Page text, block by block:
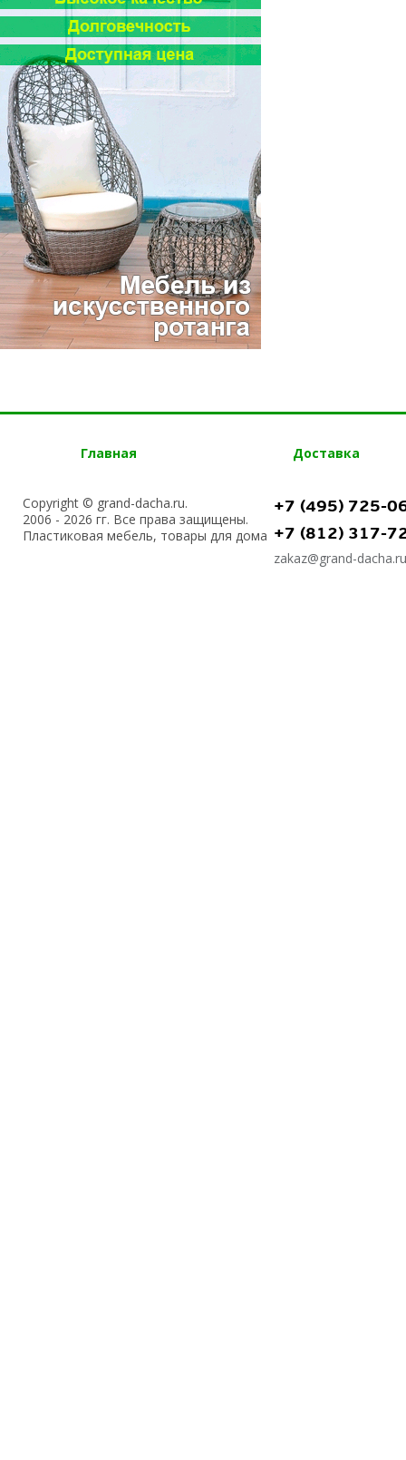
Главная Доставка
Copyright © grand-dacha.ru.
2006 - 2026 гг. Все права защищены.
Пластиковая мебель, товары для дома
+7 (495) 725-
+7 (812) 317-
zakaz@grand-dacha.ru